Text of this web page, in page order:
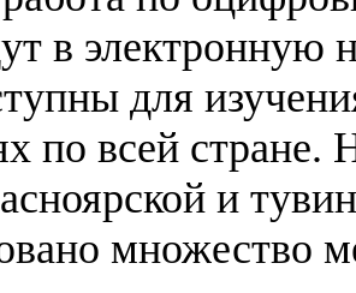
в электронную
для
по всей стране.
и
множество